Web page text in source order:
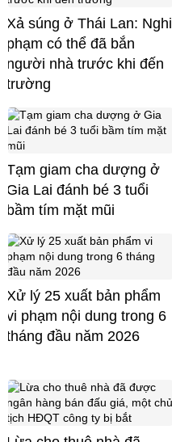
Xả súng ở Thái Lan: Nghi
phạm có thể đã bắn
người nhà trước khi đến
trường
Tạm giam cha dượng ở
Gia Lai đánh bé 3 tuổi
bầm tím mặt mũi
Xử lý 25 xuất bản phẩm
vi phạm nội dung trong 6
tháng đầu năm 2026